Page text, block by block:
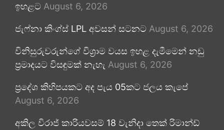
ඉහළට August 6, 2026
ජැෆ්නා කිංග්ස් LPL අවසන් සටනට August 6, 2026
විනිසුරුවරුන්ගේ විශ්‍රාම වයස ඉහළ දැමීමෙන් නඩු
ප්‍රමාදයට විසඳුමක් නැහැ August 6, 2026
ප්‍රදේශ කිහිපයකට අද පැය 05කට ජලය කැපේ
August 6, 2026
අකිල විරාජ් කාරියවසම් 18 වැනිදා තෙක් රිමාන්ඩ්